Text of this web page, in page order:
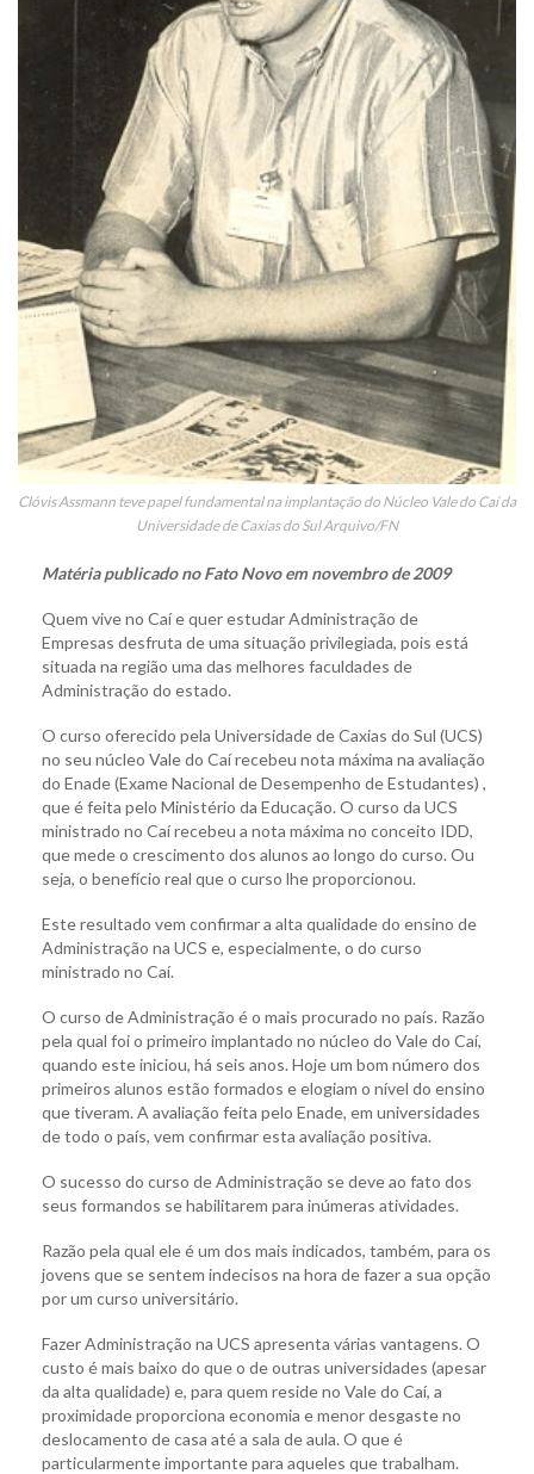
Clóvis Assmann teve papel fundamental na implantação do Núcleo Vale do Caí da
Universidade de Caxias do Sul Arquivo/FN
Matéria publicado no Fato Novo em novembro de 2009
Quem vive no Caí e quer estudar Administração de
Empresas desfruta de uma situação privilegiada, pois está
situada na região uma das melhores faculdades de
Administração do estado.
O curso oferecido pela Universidade de Caxias do Sul (UCS)
no seu núcleo Vale do Caí recebeu nota máxima na avaliação
do Enade (Exame Nacional de Desempenho de Estudantes) ,
que é feita pelo Ministério da Educação. O curso da UCS
ministrado no Caí recebeu a nota máxima no conceito IDD,
que mede o crescimento dos alunos ao longo do curso. Ou
seja, o benefício real que o curso lhe proporcionou.
Este resultado vem confirmar a alta qualidade do ensino de
Administração na UCS e, especialmente, o do curso
ministrado no Caí.
O curso de Administração é o mais procurado no país. Razão
pela qual foi o primeiro implantado no núcleo do Vale do Caí,
quando este iniciou, há seis anos. Hoje um bom número dos
primeiros alunos estão formados e elogiam o nível do ensino
que tiveram. A avaliação feita pelo Enade, em universidades
de todo o país, vem confirmar esta avaliação positiva.
O sucesso do curso de Administração se deve ao fato dos
seus formandos se habilitarem para inúmeras atividades.
Razão pela qual ele é um dos mais indicados, também, para os
jovens que se sentem indecisos na hora de fazer a sua opção
por um curso universitário.
Fazer Administração na UCS apresenta várias vantagens. O
custo é mais baixo do que o de outras universidades (apesar
da alta qualidade) e, para quem reside no Vale do Caí, a
proximidade proporciona economia e menor desgaste no
deslocamento de casa até a sala de aula. O que é
particularmente importante para aqueles que trabalham.